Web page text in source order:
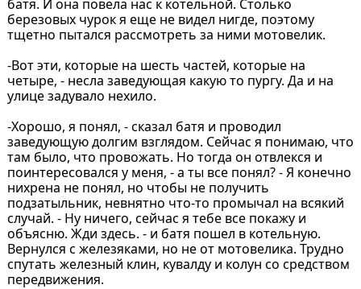
батя. И она повела нас к котельной. Столько
березовых чурок я еще не видел нигде, поэтому
тщетно пытался рассмотреть за ними мотовелик.
-Вот эти, которые на шесть частей, которые на
четыре, - несла заведующая какую то пургу. Да и на
улице задувало нехило.
-Хорошо, я понял, - сказал батя и проводил
заведующую долгим взглядом. Сейчас я понимаю, что
там было, что провожать. Но тогда он отвлекся и
поинтересовался у меня, - а ты все понял? - Я конечно
нихрена не понял, но чтобы не получить
подзатыльник, невнятно что-то промычал на всякий
случай. - Ну ничего, сейчас я тебе все покажу и
объясню. Жди здесь. - и батя пошел в котельную.
Вернулся с железяками, но не от мотовелика. Трудно
спутать железный клин, кувалду и колун со средством
передвижения.